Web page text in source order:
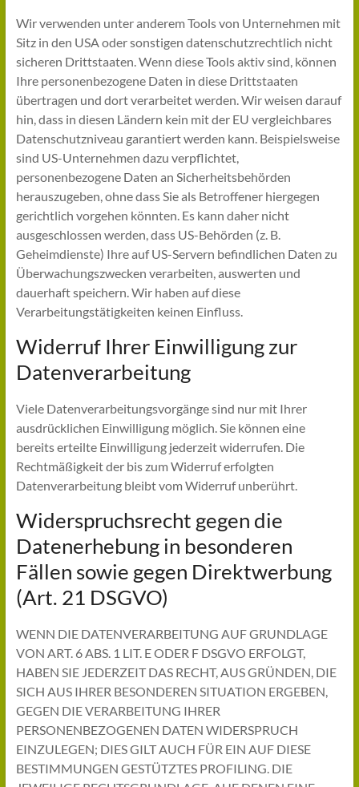
Wir verwenden unter anderem Tools von Unternehmen mit
Sitz in den USA oder sonstigen datenschutzrechtlich nicht
sicheren Drittstaaten. Wenn diese Tools aktiv sind, können
Ihre personenbezogene Daten in diese Drittstaaten
übertragen und dort verarbeitet werden. Wir weisen darauf
hin, dass in diesen Ländern kein mit der EU vergleichbares
Datenschutzniveau garantiert werden kann. Beispielsweise
sind US-Unternehmen dazu verpflichtet,
personenbezogene Daten an Sicherheitsbehörden
herauszugeben, ohne dass Sie als Betroffener hiergegen
gerichtlich vorgehen könnten. Es kann daher nicht
ausgeschlossen werden, dass US-Behörden (z. B.
Geheimdienste) Ihre auf US-Servern befindlichen Daten zu
Überwachungszwecken verarbeiten, auswerten und
dauerhaft speichern. Wir haben auf diese
Verarbeitungstätigkeiten keinen Einfluss.
Widerruf Ihrer Einwilligung zur
Datenverarbeitung
Viele Datenverarbeitungsvorgänge sind nur mit Ihrer
ausdrücklichen Einwilligung möglich. Sie können eine
bereits erteilte Einwilligung jederzeit widerrufen. Die
Rechtmäßigkeit der bis zum Widerruf erfolgten
Datenverarbeitung bleibt vom Widerruf unberührt.
Widerspruchsrecht gegen die
Datenerhebung in besonderen
Fällen sowie gegen Direktwerbung
(Art. 21 DSGVO)
WENN DIE DATENVERARBEITUNG AUF GRUNDLAGE
VON ART. 6 ABS. 1 LIT. E ODER F DSGVO ERFOLGT,
HABEN SIE JEDERZEIT DAS RECHT, AUS GRÜNDEN, DIE
SICH AUS IHRER BESONDEREN SITUATION ERGEBEN,
GEGEN DIE VERARBEITUNG IHRER
PERSONENBEZOGENEN DATEN WIDERSPRUCH
EINZULEGEN; DIES GILT AUCH FÜR EIN AUF DIESE
BESTIMMUNGEN GESTÜTZTES PROFILING. DIE